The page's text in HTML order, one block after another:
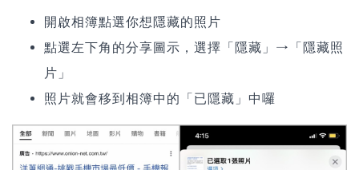
開啟相簿點選你想隱藏的照片
點選左下角的分享圖示，選擇「隱藏」→「隱藏照
片」
照片就會移到相簿中的「已隱藏」中囉